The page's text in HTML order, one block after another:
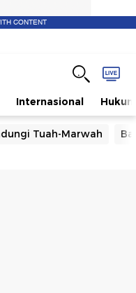
CONTENT
Internasional Hukum
Tuah-Marwah